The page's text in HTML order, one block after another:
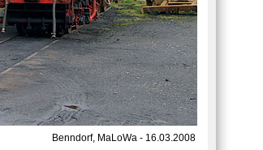
Benndorf, MaLoWa - 16.03.2008